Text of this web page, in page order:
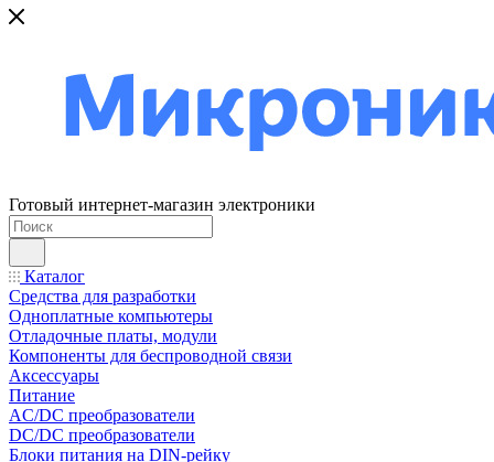
Готовый интернет-магазин электроники
Каталог
Средства для разработки
Одноплатные компьютеры
Отладочные платы, модули
Компоненты для беспроводной связи
Аксессуары
Питание
AC/DC преобразователи
DC/DC преобразователи
Блоки питания на DIN-рейку